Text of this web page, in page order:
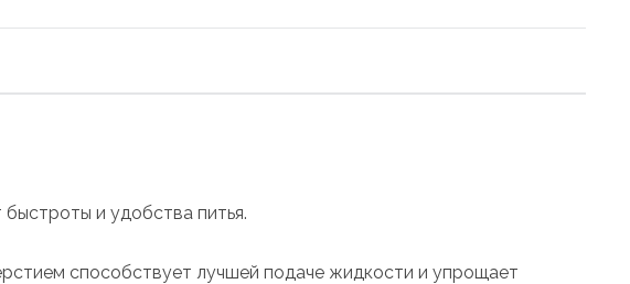
и удобства питья.
способствует лучшей подаче жидкости и упрощает